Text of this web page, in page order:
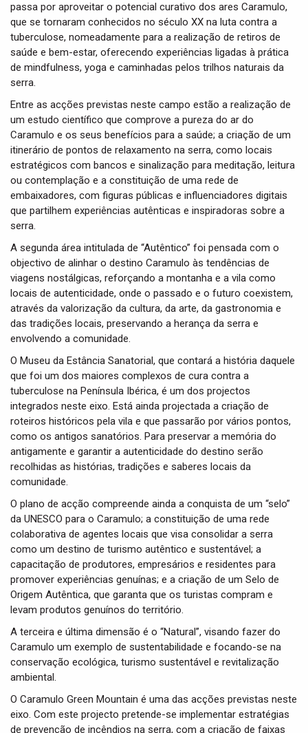
passa por aproveitar o potencial curativo dos ares Caramulo,
que se tornaram conhecidos no século XX na luta contra a
tuberculose, nomeadamente para a realização de retiros de
saúde e bem-estar, oferecendo experiências ligadas à prática
de mindfulness, yoga e caminhadas pelos trilhos naturais da
serra.
Entre as acções previstas neste campo estão a realização de
um estudo científico que comprove a pureza do ar do
Caramulo e os seus benefícios para a saúde; a criação de um
itinerário de pontos de relaxamento na serra, como locais
estratégicos com bancos e sinalização para meditação, leitura
ou contemplação e a constituição de uma rede de
embaixadores, com figuras públicas e influenciadores digitais
que partilhem experiências autênticas e inspiradoras sobre a
serra.
A segunda área intitulada de “Autêntico” foi pensada com o
objectivo de alinhar o destino Caramulo às tendências de
viagens nostálgicas, reforçando a montanha e a vila como
locais de autenticidade, onde o passado e o futuro coexistem,
através da valorização da cultura, da arte, da gastronomia e
das tradições locais, preservando a herança da serra e
envolvendo a comunidade.
O Museu da Estância Sanatorial, que contará a história daquele
que foi um dos maiores complexos de cura contra a
tuberculose na Península Ibérica, é um dos projectos
integrados neste eixo. Está ainda projectada a criação de
roteiros históricos pela vila e que passarão por vários pontos,
como os antigos sanatórios. Para preservar a memória do
antigamente e garantir a autenticidade do destino serão
recolhidas as histórias, tradições e saberes locais da
comunidade.
O plano de acção compreende ainda a conquista de um “selo”
da UNESCO para o Caramulo; a constituição de uma rede
colaborativa de agentes locais que visa consolidar a serra
como um destino de turismo autêntico e sustentável; a
capacitação de produtores, empresários e residentes para
promover experiências genuínas; e a criação de um Selo de
Origem Autêntica, que garanta que os turistas compram e
levam produtos genuínos do território.
A terceira e última dimensão é o “Natural”, visando fazer do
Caramulo um exemplo de sustentabilidade e focando-se na
conservação ecológica, turismo sustentável e revitalização
ambiental.
O Caramulo Green Mountain é uma das acções previstas neste
eixo. Com este projecto pretende-se implementar estratégias
de prevenção de incêndios na serra, com a criação de faixas